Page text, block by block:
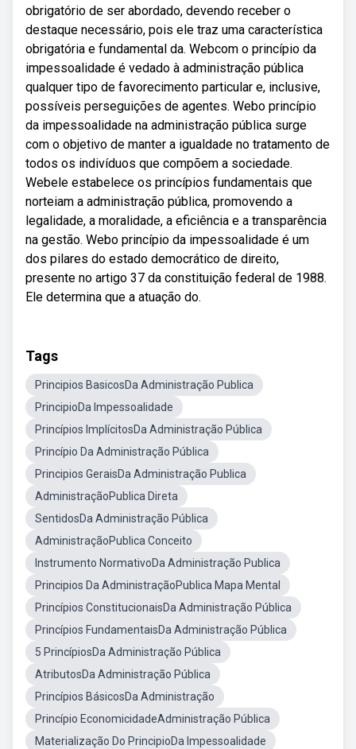
obrigatório de ser abordado, devendo receber o
destaque necessário, pois ele traz uma característica
obrigatória e fundamental da. Webcom o princípio da
impessoalidade é vedado à administração pública
qualquer tipo de favorecimento particular e, inclusive,
possíveis perseguições de agentes. Webo princípio
da impessoalidade na administração pública surge
com o objetivo de manter a igualdade no tratamento de
todos os indivíduos que compõem a sociedade.
Webele estabelece os princípios fundamentais que
norteiam a administração pública, promovendo a
legalidade, a moralidade, a eficiência e a transparência
na gestão. Webo princípio da impessoalidade é um
dos pilares do estado democrático de direito,
presente no artigo 37 da constituição federal de 1988.
Ele determina que a atuação do.
Tags
Principios BasicosDa Administração Publica
PrincipioDa Impessoalidade
Princípios ImplícitosDa Administração Pública
Princípio Da Administração Pública
Principios GeraisDa Administração Publica
AdministraçãoPublica Direta
SentidosDa Administração Pública
AdministraçãoPublica Conceito
Instrumento NormativoDa Administração Publica
Principios Da AdministraçãoPublica Mapa Mental
Princípios ConstitucionaisDa Administração Pública
Princípios FundamentaisDa Administração Pública
5 PrincípiosDa Administração Pública
AtributosDa Administração Pública
Princípios BásicosDa Administração
Princípio EconomicidadeAdministração Pública
Materialização Do PrincipioDa Impessoalidade